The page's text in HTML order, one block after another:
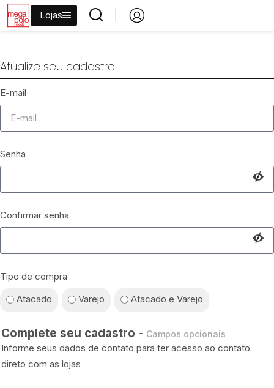
Lojas
Atualize seu cadastro
E-mail
Senha
Confirmar senha
Tipo de compra
Atacado
Varejo Atacado e Varejo
Complete seu cadastro - Campos opcionais
Informe seus dados de contato para ter acesso ao contato
direto com as lojas